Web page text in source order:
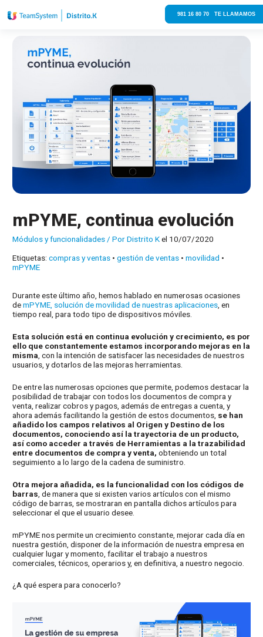
981 16 80 70 TE LLAMAMOS
mPYME, continua evolución
Módulos y funcionalidades/ PorDistrito Kel 10/07/2020
Etiquetas:compras y ventas •gestión de ventas •movilidad •
mPYME
Durante este último año, hemos hablado en numerosas ocasiones
demPYME, solución de movilidad de nuestras aplicaciones , en
tiempo real, para todo tipo de dispositivos móviles.
Esta solución está en continua evolución y crecimiento, es por
ello que constantemente estamos incorporando mejoras en la
misma , con la intención de satisfacer las necesidades de nuestros
usuarios, y dotarlos de las mejoras herramientas.
De entre las numerosas opciones que permite, podemos destacar la
posibilidad de trabajar con todos los documentos de compra y
venta, realizar cobros y pagos, además de entregas a cuenta, y
ahora además facilitando la gestión de estos documentos, se han
añadido los campos relativos al Origen y Destino de los
documentos, conociendo así la trayectoria de un producto,
así como acceder a través de Herramientas a la trazabilidad
entre documentos de compra y venta,obteniendo un total
seguimiento a lo largo de la cadena de suministro.
Otra mejora añadida, es la funcionalidad con los códigos de
barras , de manera que si existen varios artículos con el mismo
código de barras, se mostraran en pantalla dichos artículos para
seleccionar el que el usuario desee.
mPYME nos permite un crecimiento constante, mejorar cada día en
nuestra gestión, disponer de la información de nuestra empresa en
cualquier lugar y momento, facilitar el trabajo a nuestros
comerciales, técnicos, operarios y, en definitiva, a nuestro negocio.
¿A qué espera para conocerlo?